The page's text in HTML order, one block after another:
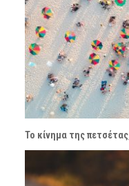
Το κίνημα της